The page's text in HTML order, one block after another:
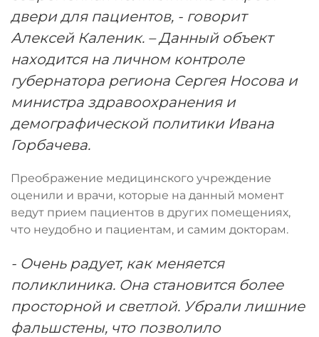
двери для пациентов, - говорит
Алексей Каленик. – Данный объект
находится на личном контроле
губернатора региона Сергея Носова и
министра здравоохранения и
демографической политики Ивана
Горбачева.
Преображение медицинского учреждение
оценили и врачи, которые на данный момент
ведут прием пациентов в других помещениях,
что неудобно и пациентам, и самим докторам.
- Очень радует, как меняется
поликлиника. Она становится более
просторной и светлой. Убрали лишние
фальшстены, что позволило